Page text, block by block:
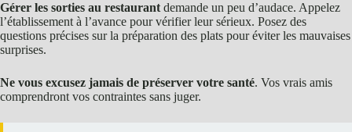
Gérer les sorties au restaurant demande un peu d’audace. Appelez
l’établissement à l’avance pour vérifier leur sérieux. Posez des
questions précises sur la préparation des plats pour éviter les mauvaises
surprises.
Ne vous excusez jamais de préserver votre santé. Vos vrais amis
comprendront vos contraintes sans juger.